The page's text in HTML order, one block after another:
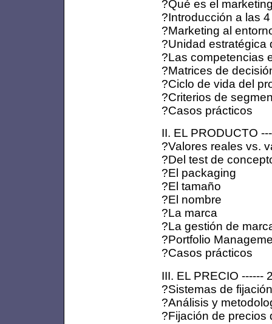
?Qué es el
?Introducción a las
?Marketing al
?Unidad estratégica
?Las competencias
?Matrices de
?Ciclo de vida del
?Criterios de
?Casos prácticos
II. EL PRODUCTO
?Valores reales vs.
?Del test de
?El packaging
?El tamaño
?El nombre
?La marca
?La gestión de
?Portfolio
?Casos prácticos
III. EL PRECIO ------
?Sistemas de
?Análisis y
?Fijación de precios